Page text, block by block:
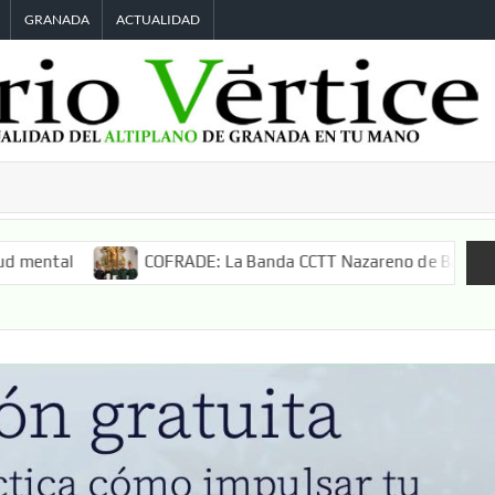
GRANADA ACTUALIDAD
COFRADE: La Banda CCTT Nazareno de Baza